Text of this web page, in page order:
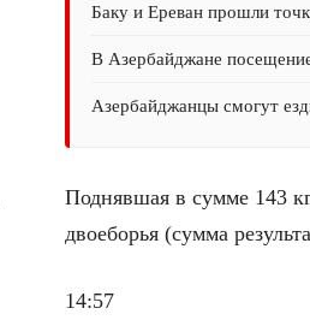
Баку и Ереван прошли
В Азербайджане
Азербайджанцы смогут
Поднявшая в сумме 143
двоеборья (сумма
14:57